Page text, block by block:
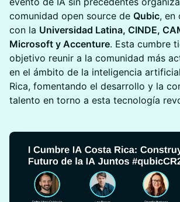
comunidad open source de Qubic, en
con la Universidad Latina, CINDE,
Microsoft y Accenture. Esta cumbre
objetivo reunir a la comunidad más
en el ámbito de la inteligencia
Rica, fomentando el desarrollo y la
talento en torno a esta tecnología